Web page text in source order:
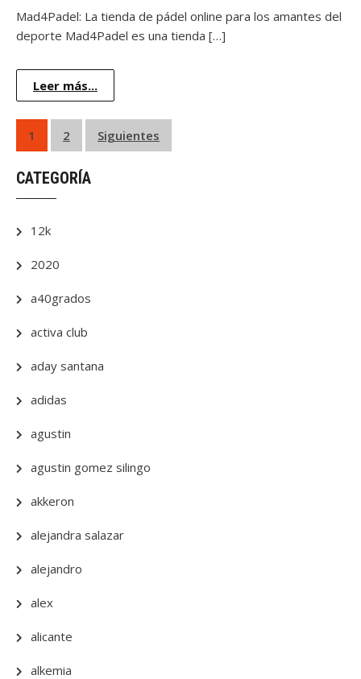
Mad4Padel: La tienda de pádel online para los amantes del
deporte Mad4Padel es una tienda […]
Leer más...
Paginación
de
entradas
1 2 Siguientes
CATEGORÍA
12k
2020
a40grados
activa club
aday santana
adidas
agustin
agustin gomez silingo
akkeron
alejandra salazar
alejandro
alex
alicante
alkemia